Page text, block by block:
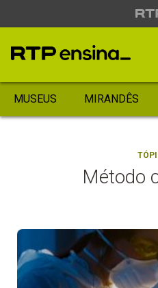
MUSEUS MIRANDÊS
Método